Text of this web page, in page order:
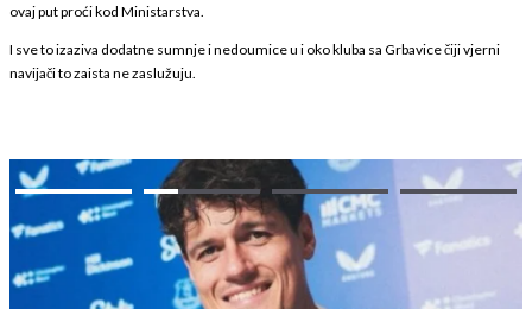
ovaj put proći kod Ministarstva.
I sve to izaziva dodatne sumnje i nedoumice u i oko kluba sa Grbavice čiji vjerni
navijači to zaista ne zaslužuju.